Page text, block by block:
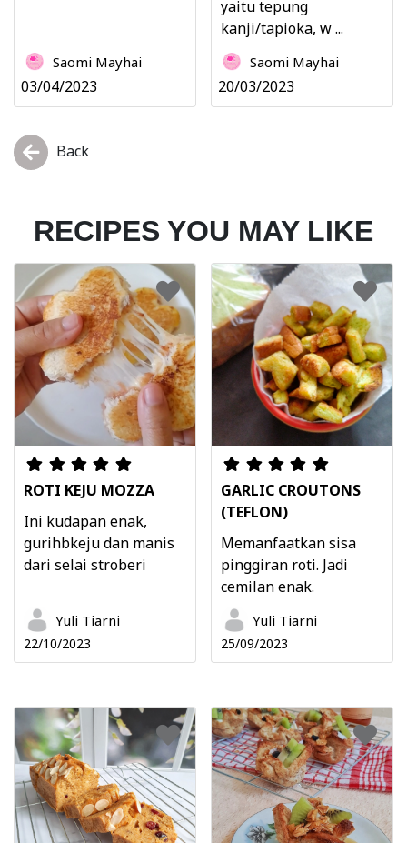
Saomi Mayhai
03/04/2023
yaitu tepung
kanji/tapioka, w ...
Saomi Mayhai
20/03/2023
Back
RECIPES YOU MAY LIKE
ROTI KEJU MOZZA
Ini kudapan enak,
gurihbkeju dan manis
dari selai stroberi
Yuli Tiarni
22/10/2023
GARLIC CROUTONS
(TEFLON)
Memanfaatkan sisa
pinggiran roti. Jadi
cemilan enak.
Yuli Tiarni
25/09/2023